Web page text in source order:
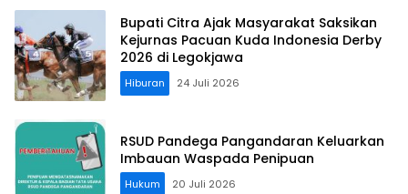
Bupati Citra Ajak Masyarakat Saksikan
Kejurnas Pacuan Kuda Indonesia Derby
2026 di Legokjawa
Hiburan 24 Juli 2026
RSUD Pandega Pangandaran Keluarkan
Imbauan Waspada Penipuan
Hukum 20 Juli 2026